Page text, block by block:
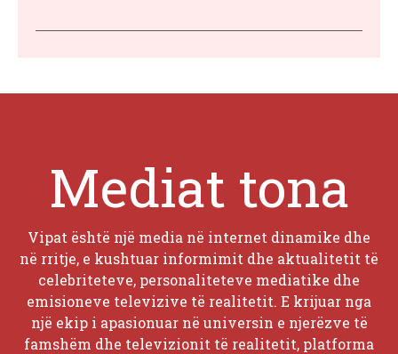
Mediat tona
Vipat është një media në internet dinamike dhe
në rritje, e kushtuar informimit dhe aktualitetit të
celebriteteve, personaliteteve mediatike dhe
emisioneve televizive të realitetit. E krijuar nga
një ekip i apasionuar në universin e njerëzve të
famshëm dhe televizionit të realitetit, platforma